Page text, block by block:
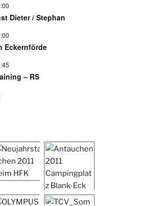
Dieter / Stephan
Eckernförde
– RS